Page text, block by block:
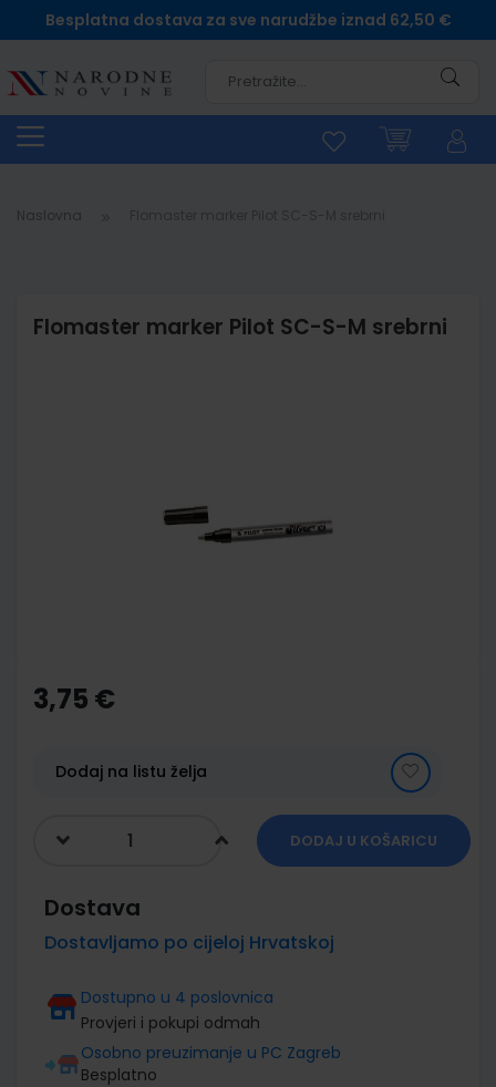
Besplatna dostava za sve narudžbe iznad 62,50 €
Naslovna
Flomaster marker Pilot SC-S-M srebrni
the
beginning
gallery
3,75 €
Dodaj na listu želja
DODAJ U KOŠARICU
Dostava
Dostavljamo po cijeloj Hrvatskoj
Dostupno u 4 poslovnica
Provjeri i pokupi odmah
Osobno preuzimanje u PC Zagreb
Besplatno